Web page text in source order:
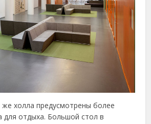
холла предусмотрены более
для отдыха. Большой стол в